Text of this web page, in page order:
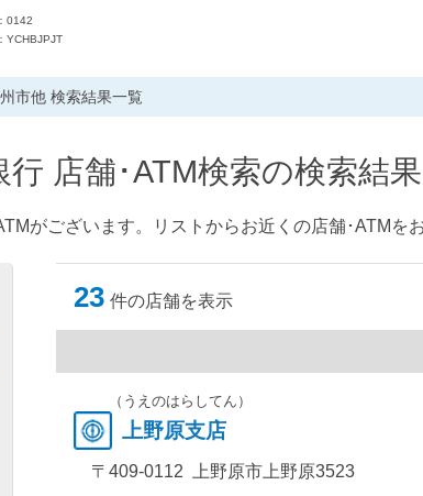
0142
YCHBJPJT
市他 検索結果一覧
店舗･ATM検索の検索結果
がございます。リストからお近くの店舗･ATMを
23 件の店舗を表示
（うえのはらしてん）
上野原支店
〒409-0112 上野原市上野原3523